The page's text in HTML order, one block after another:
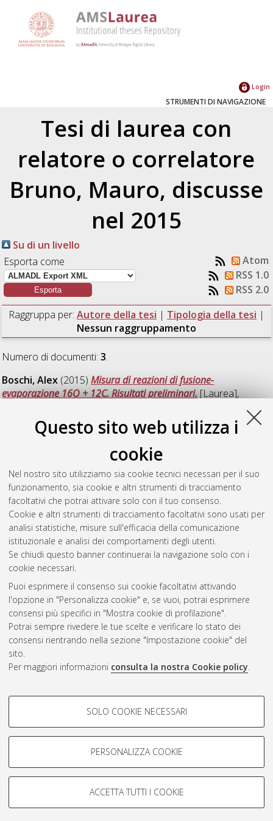
Questo sito web utilizza i
cookie
Nel nostro sito utilizziamo sia cookie tecnici necessari per il suo
funzionamento, sia cookie e altri strumenti di tracciamento
facoltativi che potrai attivare solo con il tuo consenso.
Cookie e altri strumenti di tracciamento facoltativi sono usati per
analisi statistiche, misure sull'efficacia della comunicazione
istituzionale e analisi dei comportamenti degli utenti.
Se chiudi questo banner continuerai la navigazione solo con i
cookie necessari.
Puoi esprimere il consenso sui cookie facoltativi attivando
l'opzione in "Personalizza cookie" e, se vuoi, potrai esprimere
consensi più specifici in "Mostra cookie di profilazione".
Potrai sempre rivedere le tue scelte e verificare lo stato dei
consensi rientrando nella sezione "Impostazione cookie" del
sito.
Per maggiori informazioni consulta la nostra Cookie policy.
COOKIE DI PROFILAZIONE -
Si tratta di cookie utilizzati per analizzare le caratteristiche della
navigazione degli utenti, creare profili in base al loro comportamento
Mostra cookie di profilazione
COOKIE TECNICI - NECESSARI
SOLO COOKIE NECESSARI
PERSONALIZZA COOKIE
ACCETTA TUTTI I COOKIE
Login
STRUMENTI DI NAVIGAZIONE
Tesi di laurea con
relatore o correlatore
Bruno, Mauro, discusse
nel 2015
Su di un livello
Esporta come
Atom
RSS 1.0
RSS 2.0
Raggruppa per: Autore della tesi | Tipologia della tesi |
Nessun raggruppamento
Numero di documenti:3.
Boschi, Alex (2015)Misura di reazioni di fusione-
evaporazione 16O + 12C. Risultati preliminari.[Laurea],
Fisica [L-DM270]
Giammaria, Tommaso(2015)Decadimento del 12C eccitato
Bologna, Corso di Studio inFisica [L-DM270]
Piccolo, Lorenzo(2015) Caratterizzazione di scintillatori
organici per la rivelazione di neutroni termici.[Laurea],
Università di Bologna, Corso di Studio inFisica [L-DM270]
Questa lista e' stata generata ilSat Aug 8 16:25:45 2026
CEST
Atom
Rss 1.0
Rss 2.0
AMS Laurea
Impostazioni Cookie
Informativa sulla privacy
Condizioni d’uso del sito